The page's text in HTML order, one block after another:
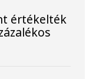
értékelték